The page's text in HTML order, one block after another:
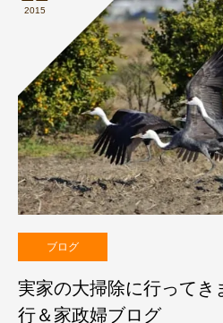
2015
ブログ
実家の大掃除に行って
行＆家政婦ブログ